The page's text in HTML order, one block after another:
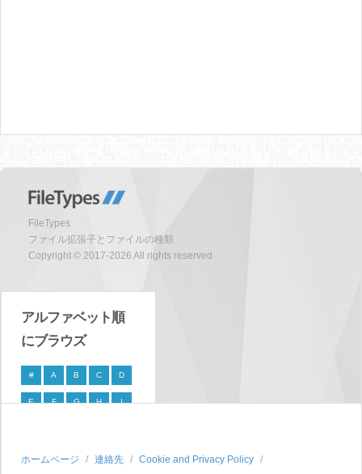
FileTypes
ファイル拡張子とファイルの種類
Copyright © 2017-2026 All rights reserved
アルファベット順
にブラウズ
# A B C D
E F G H I
P Q R S
ホームページ 連絡先 Cookie and Privacy Policy